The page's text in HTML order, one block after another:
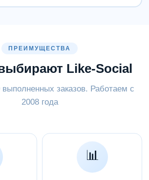
ПРЕИМУЩЕСТВА
Like-Social
заказов. Работаем с
2008 года
📊